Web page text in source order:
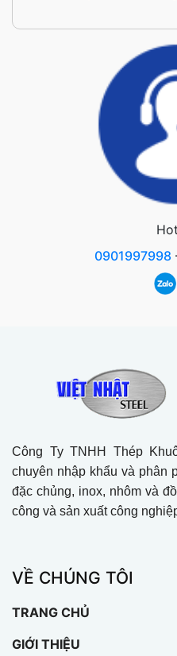
0901997998
Công Ty TNHH Thép
chuyên nhập khẩu và phân
đặc chủng, inox, nhôm và
công và sản xuất công
VỀ CHÚNG TÔI
TRANG CHỦ
GIỚI THIỆU